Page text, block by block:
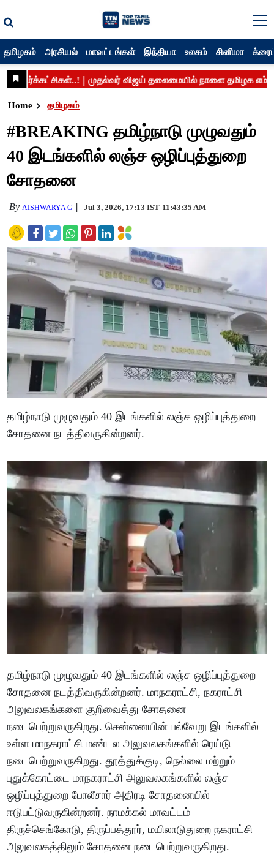
தமிழகம் அரசியல் மாவட்டங்கள் இந்தியா உலகம் சினிமா
Home தமிழகம்
#BREAKING தமிழ்நாடு முழுவதும்
40 இடங்களில் லஞ்ச ஒழிப்புத்துறை
சோதனை
By AISHWARYA G Jul 3, 2026, 17:13 IST 11:43:35 AM
தமிழ்நாடு முழுவதும் 40 இடங்களில் லஞ்ச ஒழிப்புத்துறை
சோதனை நடத்திவருகின்றனர்.
தமிழ்நாடு முழுவதும் 40 இடங்களில் லஞ்ச ஒழிப்புத்துறை
சோதனை நடத்திவருகின்றனர். மாநகராட்சி, நகராட்சி
அலுவலகங்களை குறிவைத்து சோதனை
நடைபெற்றுவருகிறது. சென்னையின் பல்வேறு இடங்களில்
உள்ள மாநகராட்சி மண்டல அலுவலகங்களில் ரெய்டு
நடைபெற்றுவருகிறது. தூத்துக்குடி, நெல்லை மற்றும்
புதுக்கோட்டை மாநகராட்சி அலுவலகங்களில் லஞ்ச
ஒழிப்புத்துறை போலீசார் அதிரடி சோதனையில்
ஈடுபட்டுவருகின்றனர். நாமக்கல் மாவட்டம்
திருச்செங்கோடு, திருப்பத்தூர், மயிலாடுதுறை நகராட்சி
அலுவலகத்திலும் சோதனை நடைபெற்றுவருகிறது.